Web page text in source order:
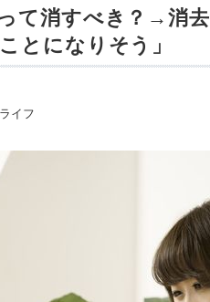
て消すべき？→消
とになりそう」
イフ